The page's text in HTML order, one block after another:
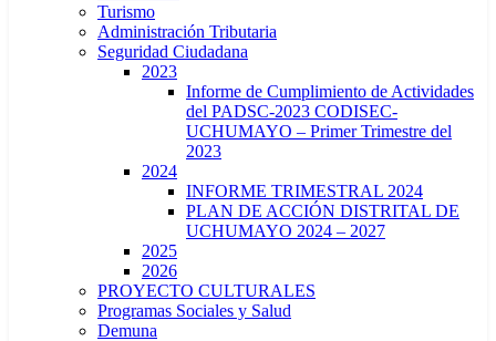
Turismo
Administración Tributaria
Seguridad Ciudadana
2023
Informe de Cumplimiento de Actividades
del PADSC-2023 CODISEC-
UCHUMAYO – Primer Trimestre del
2023
2024
INFORME TRIMESTRAL 2024
PLAN DE ACCIÓN DISTRITAL DE
UCHUMAYO 2024 – 2027
2025
2026
PROYECTO CULTURALES
Programas Sociales y Salud
Demuna